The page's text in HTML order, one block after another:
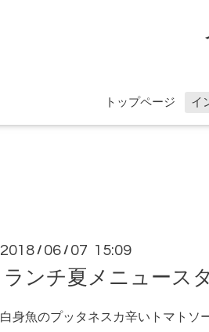
トップページ イ
2018 / 06 / 07 15:09
ランチ夏メニュース
白身魚のプッタネスカ辛いトマトソ